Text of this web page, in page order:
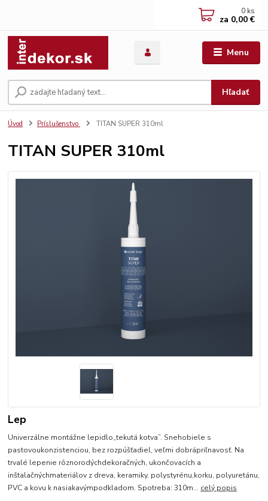
Menu
Hľadať
0 ks
za 0,00 €
Úvod Príslušenstvo TITAN SUPER 310ml
TITAN SUPER 310ml
Lep
Univerzálne montážne lepidlo„tekutá kotva”. Snehobiele s
pastovoukonzistenciou, bez rozpúšťadiel, veľmi dobrápriľnavosť. Na
trvalé lepenie rôznorodýchdekoračných, ukončovacích a
inštalačnýchmateriálov z dreva, keramiky, polystyrénu,korku, polyuretánu,
PVC a kovu k nasiakavýmpodkladom. Spotreba: 310m... celý popis